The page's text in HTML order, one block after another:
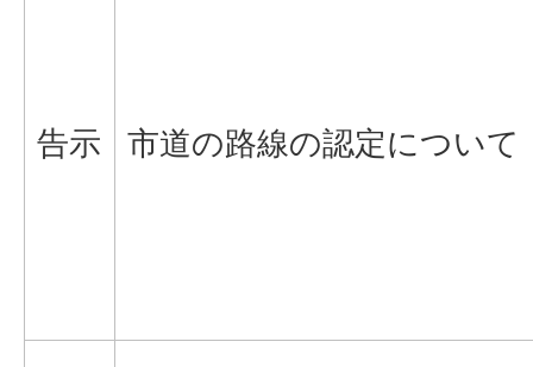
告示 市道の路線の認定について